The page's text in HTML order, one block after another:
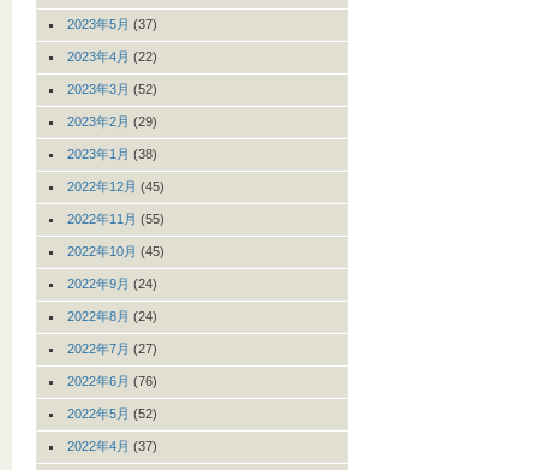
2023年5月 (37)
2023年4月 (22)
2023年3月 (52)
2023年2月 (29)
2023年1月 (38)
2022年12月 (45)
2022年11月 (55)
2022年10月 (45)
2022年9月 (24)
2022年8月 (24)
2022年7月 (27)
2022年6月 (76)
2022年5月 (52)
2022年4月 (37)